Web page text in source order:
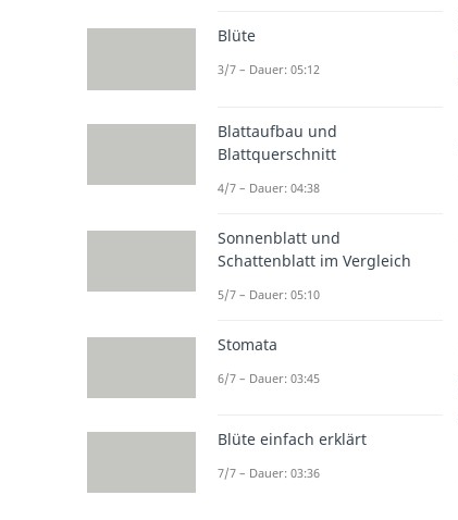
Blüte
3/7 – Dauer: 05:12
Blattaufbau und
Blattquerschnitt
4/7 – Dauer: 04:38
Sonnenblatt und
Schattenblatt im Vergleich
5/7 – Dauer: 05:10
Stomata
6/7 – Dauer: 03:45
Blüte einfach erklärt
7/7 – Dauer: 03:36